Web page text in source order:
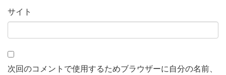
サイト
次回のコメントで使用するためブラウザーに自分の名前、